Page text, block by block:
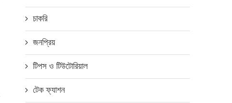
চাকরি
জনপ্রিয়
টিপস ও টিউটোরিয়াল
টেক ফ্যাশন